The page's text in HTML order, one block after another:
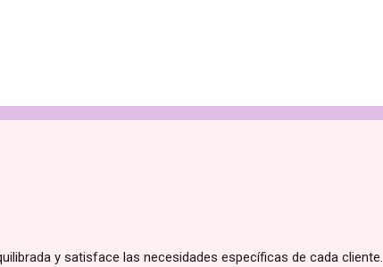
y satisface las necesidades específicas de cada cliente.